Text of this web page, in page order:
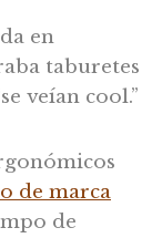
en
taburetes
veían cool.”
de marca
de